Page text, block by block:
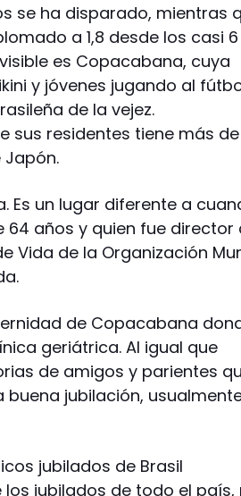
se ha disparado, mientras
a 1,8 desde los casi 6
es Copacabana, cuya
y jóvenes jugando al
de la vejez.
sus residentes tiene más
Es un lugar diferente a
64 años y quien fue director
Vida de la Organización
de Copacabana
geriátrica. Al igual que
de amigos y parientes
jubilación,
jubilados de Brasil
jubilados de todo el país,